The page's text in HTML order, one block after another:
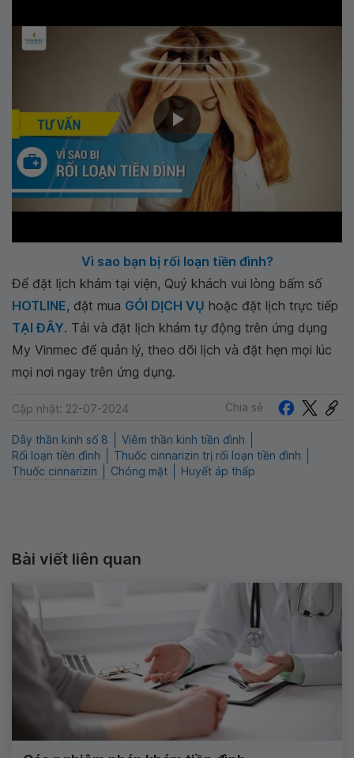
Vì sao bạn bị rối loạn tiền đình?
Để đặt lịch khám tại viện, Quý khách vui lòng bấm số
HOTLINE, đặt mua GÓI DỊCH VỤ hoặc đặt lịch trực tiếp
TẠI ĐÂY. Tải và đặt lịch khám tự động trên ứng dụng
My Vinmec để quản lý, theo dõi lịch và đặt hẹn mọi lúc
mọi nơi ngay trên ứng dụng.
Cập nhật: 22-07-2024 Chia sẻ
Dây thần kinh số 8
Viêm thần kinh tiền đình
Rối loạn tiền đình
Thuốc cinnarizin trị rối loạn tiền đình
Thuốc cinnarizin
Chóng mặt Huyết áp thấp
Bài viết liên quan